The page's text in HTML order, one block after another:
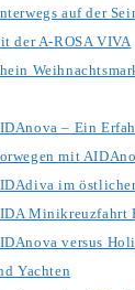
auf der
der A-ROSA VIVA
– Ein
mit
im
Minikreuzfahrt
versus
Yachten